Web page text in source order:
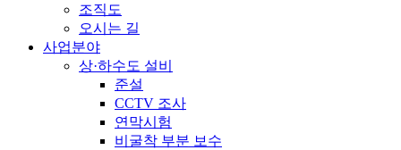
조직도
오시는 길
사업분야
상·하수도 설비
준설
CCTV 조사
연막시험
비굴착 부분 보수